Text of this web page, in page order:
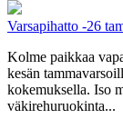
Varsapihatto -26
Kolme paikkaa
kesän
kokemuksella. Iso
väkirehuruokinta...